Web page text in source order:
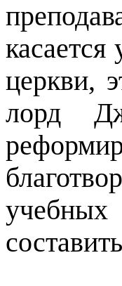
касается
церкви,
лорд